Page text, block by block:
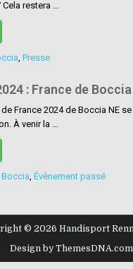
restera …
,Presse
: France de Boccia
France 2024 de Boccia NE
À venir la …
Boccia ,Évènement passé
© 2026 Handisport
Design by ThemesDNA.com